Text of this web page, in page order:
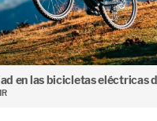
en las bicicletas eléctricas